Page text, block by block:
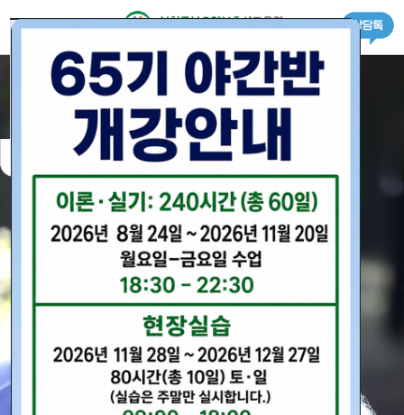
로그인 회원가입
＋ 교육원 소개
· 내부시설
· 찾아오시는길
－ 수강안내
· 교육일정
· 수강신청서
＋ 교육과정
－ 교육과정
· 일반(신규)자격증반
· 국가자격증 소지자반
· 경력자과정
＋ 요양보호사 정보
－ 요양보호사 정보
· 요양보호사 정보
· 구직신청서
－ 상담&커뮤니티
· 공지사항
＋ CBT 시험
하루동안 닫기 창 닫기